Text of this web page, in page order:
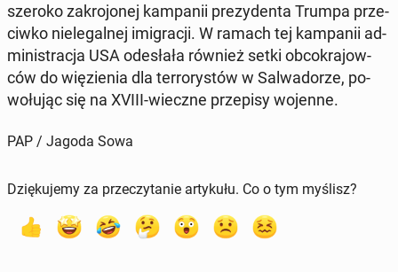
szeroko za­kro­jo­nej kam­pa­nii pre­zy­den­ta Trumpa prze­
ciw­ko nie­le­gal­nej imi­gra­cji. W ramach tej kam­pa­nii ad­
mi­ni­stra­cja USA ode­sła­ła również setki ob­co­kra­jow­
ców do wię­zie­nia dla ter­ro­ry­stów w Sal­wa­do­rze, po­
wo­łu­jąc się na XVIII-wieczne prze­pi­sy wojenne.
PAP / Jagoda Sowa
Dziękujemy za przeczytanie artykułu. Co o tym myślisz?